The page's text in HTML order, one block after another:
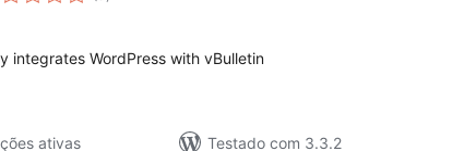
integrates WordPress with vBulletin
ativas
Testado com 3.3.2